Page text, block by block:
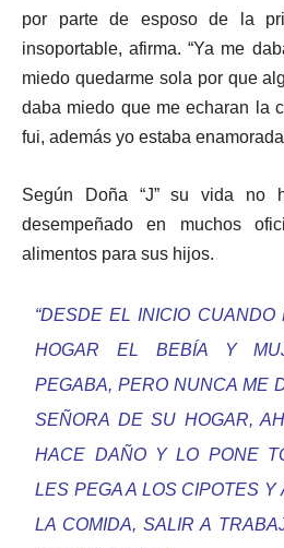
por parte de esposo de la
insoportable, afirma. “Ya me
miedo quedarme sola por que
daba miedo que me echaran la
fui, además yo estaba
Según Doña “J” su vida
desempeñado en muchos
alimentos para sus hijos.
“DESDE EL INICIO
HOGAR EL BEBÍA Y
PEGABA, PERO NUNCA ME
SEÑORA DE SU HOGAR,
HACE DAÑO Y LO PONE
LES PEGA A LOS CIPOTES Y
LA COMIDA, SALIR A